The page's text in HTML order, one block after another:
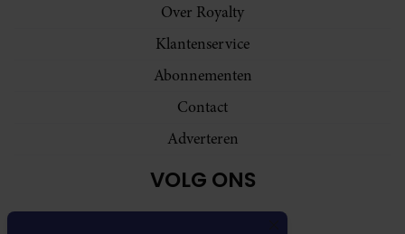
Over Royalty
Klantenservice
Abonnementen
Contact
Adverteren
VOLG ONS